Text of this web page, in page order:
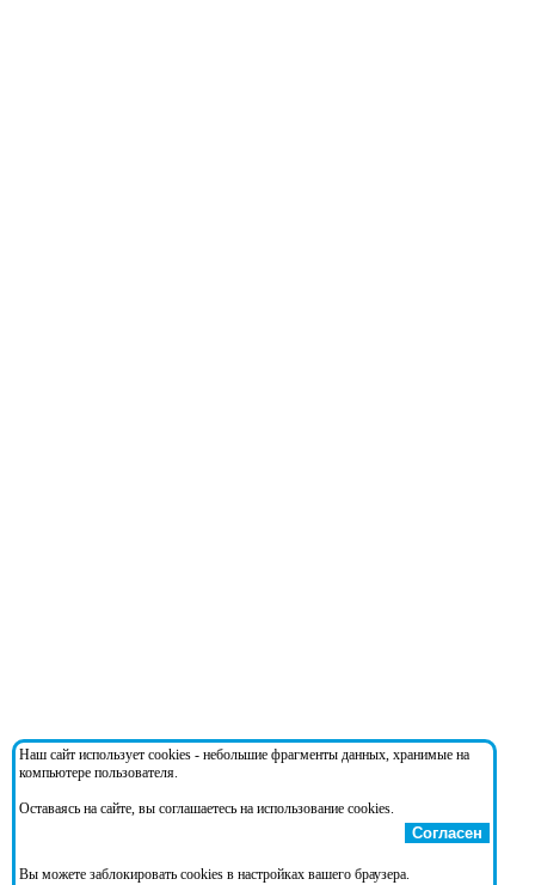
Наш сайт использует cookies - небольшие фрагменты данных, хранимые на
компьютере пользователя.
Оставаясь на сайте, вы соглашаетесь на использование cookies.
Согласен
Вы можете заблокировать cookies в настройках вашего браузера.